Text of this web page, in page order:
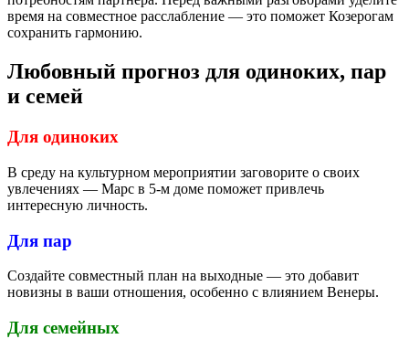
время на совместное расслабление — это поможет Козерогам
сохранить гармонию.
Любовный прогноз для одиноких, пар
и семей
Для одиноких
В среду на культурном мероприятии заговорите о своих
увлечениях — Марс в 5-м доме поможет привлечь
интересную личность.
Для пар
Создайте совместный план на выходные — это добавит
новизны в ваши отношения, особенно с влиянием Венеры.
Для семейных